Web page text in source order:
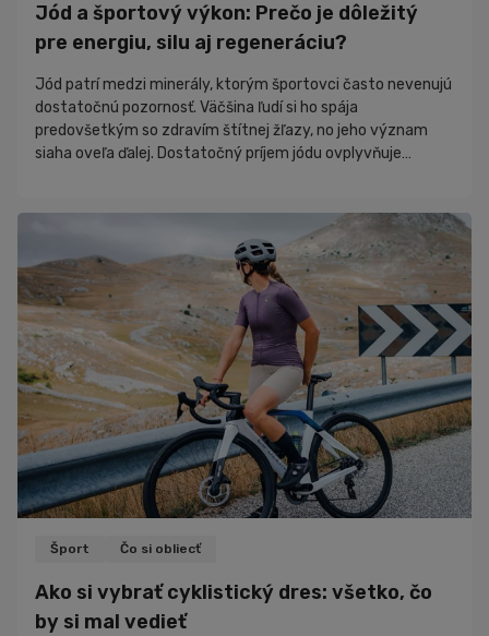
Novinky
Nákupný poradca
Jód a športový výkon: Prečo je dôležitý
pre energiu, silu aj regeneráciu?
Jód patrí medzi minerály, ktorým športovci často nevenujú
dostatočnú pozornosť. Väčšina ľudí si ho spája
predovšetkým so zdravím štítnej žľazy, no jeho význam
siaha oveľa ďalej. Dostatočný príjem jódu ovplyvňuje
nemá dostatok tohto stopového prvku, môže sa to prejaviť
únavou, poklesom výdrže či horšou schopnosťou
regenerovať po tréningu. Hoci sa o bielkovinách, kre...
Šport Čo si obliecť
Ako si vybrať cyklistický dres: všetko, čo
by si mal vedieť